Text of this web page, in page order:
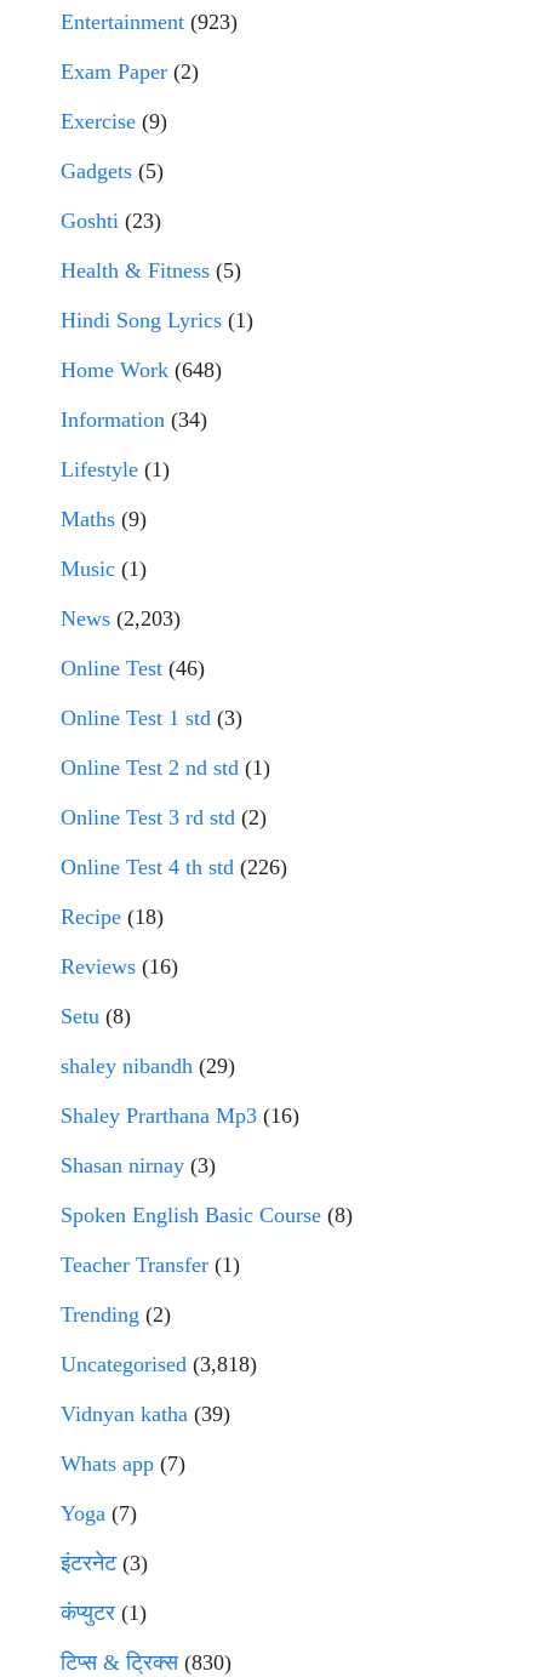
Entertainment (923)
Exam Paper (2)
Exercise (9)
Gadgets (5)
Goshti (23)
Health & Fitness (5)
Hindi Song Lyrics (1)
Home Work (648)
Information (34)
Lifestyle (1)
Maths (9)
Music (1)
News (2,203)
Online Test (46)
Online Test 1 std (3)
Online Test 2 nd std (1)
Online Test 3 rd std (2)
Online Test 4 th std (226)
Recipe (18)
Reviews (16)
Setu (8)
shaley nibandh (29)
Shaley Prarthana Mp3 (16)
Shasan nirnay (3)
Spoken English Basic Course (8)
Teacher Transfer (1)
Trending (2)
Uncategorised (3,818)
Vidnyan katha (39)
Whats app (7)
Yoga (7)
इंटरनेट(3)
कंप्युटर (1)
टिप्स & ट्रिक्स(830)